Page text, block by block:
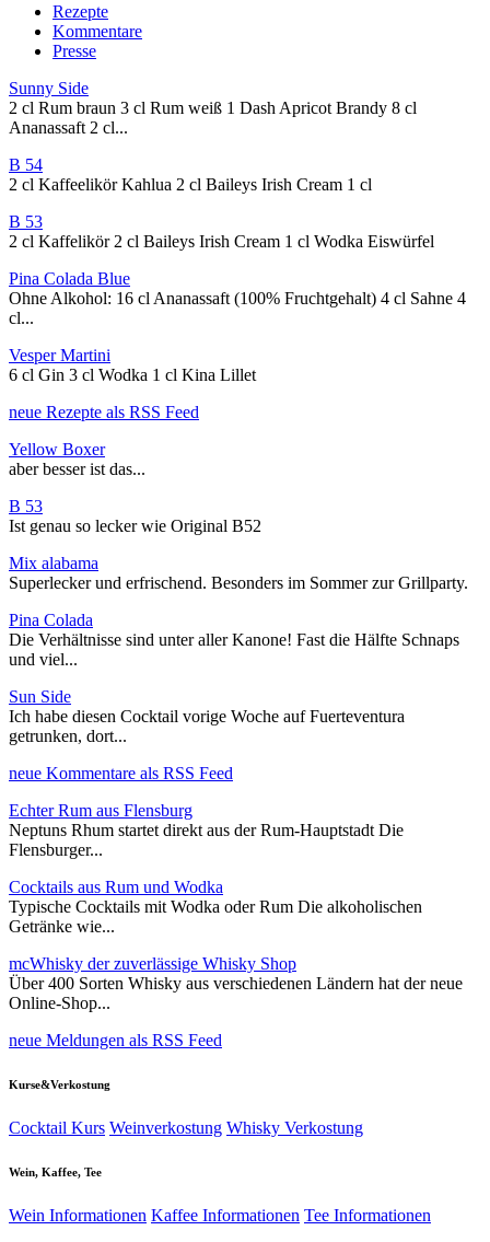
Rezepte
Kommentare
Presse
Sunny Side
2 cl Rum braun 3 cl Rum weiß 1 Dash Apricot Brandy 8 cl
Ananassaft 2 cl...
B 54
2 cl Kaffeelikör Kahlua 2 cl Baileys Irish Cream 1 cl
B 53
2 cl Kaffelikör 2 cl Baileys Irish Cream 1 cl Wodka Eiswürfel
Pina Colada Blue
Ohne Alkohol: 16 cl Ananassaft (100% Fruchtgehalt) 4 cl Sahne 4
cl...
Vesper Martini
6 cl Gin 3 cl Wodka 1 cl Kina Lillet
neue Rezepte als RSS Feed
Yellow Boxer
aber besser ist das...
B 53
Ist genau so lecker wie Original B52
Mix alabama
Superlecker und erfrischend. Besonders im Sommer zur Grillparty.
Pina Colada
Die Verhältnisse sind unter aller Kanone! Fast die Hälfte Schnaps
und viel...
Sun Side
Ich habe diesen Cocktail vorige Woche auf Fuerteventura
getrunken, dort...
neue Kommentare als RSS Feed
Echter Rum aus Flensburg
Neptuns Rhum startet direkt aus der Rum-Hauptstadt Die
Flensburger...
Cocktails aus Rum und Wodka
Typische Cocktails mit Wodka oder Rum Die alkoholischen
Getränke wie...
mcWhisky der zuverlässige Whisky Shop
Über 400 Sorten Whisky aus verschiedenen Ländern hat der neue
Online-Shop...
neue Meldungen als RSS Feed
Kurse&Verkostung
Cocktail Kurs Weinverkostung Whisky Verkostung
Wein, Kaffee, Tee
Wein Informationen Kaffee Informationen Tee Informationen